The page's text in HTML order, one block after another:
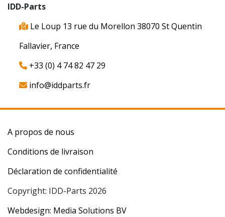
IDD-Parts
Le Loup 13 rue du Morellon 38070 St Quentin
Fallavier, France
+33 (0) 4 74 82 47 29
info@iddparts.fr
A propos de nous
Conditions de livraison
Déclaration de confidentialité
Copyright: IDD-Parts 2026
Webdesign: Media Solutions BV